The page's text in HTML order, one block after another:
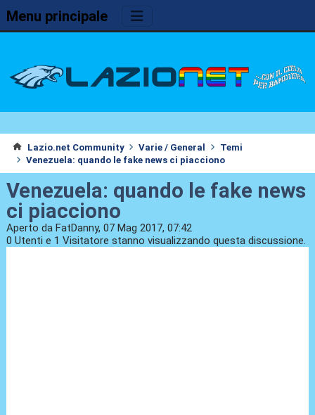
Menu principale
Lazio.net Community Varie / General
Temi
Venezuela: quando le fake news ci piacciono
Venezuela: quando le fake news
ci piacciono
Aperto da FatDanny, 07 Mag 2017, 07:42
0 Utenti e 1 Visitatore stanno visualizzando questa discussione.